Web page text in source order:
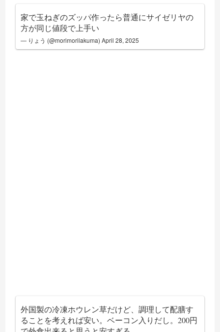
家で玉ねぎのズッパ作ったら普通にサイゼリヤの
方が同じ値段で上手い
— りょう (@morimorilakuma)April 28, 2025
外国製の冷凍ホウレン草だけど、調理して配膳す
ることを考えれば安い。ベーコン入りだし。200円